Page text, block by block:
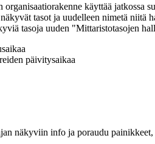
käyttää jatkossa
tasot ja uudelleen nimetä niitä
tasoja uuden "Mittaristotasojen
päivitysaikaa
näkyviin info ja poraudu